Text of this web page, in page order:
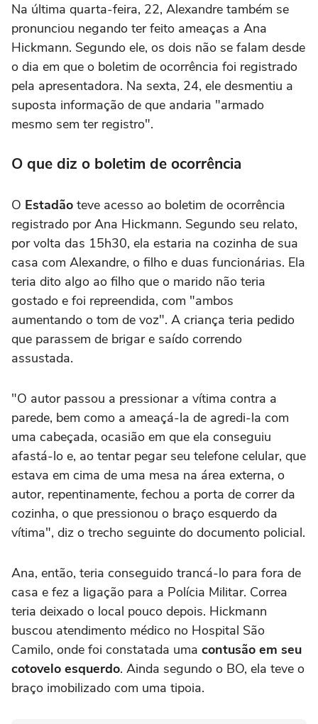
Na última quarta-feira, 22, Alexandre também se
pronunciou negando ter feito ameaças a Ana
Hickmann. Segundo ele, os dois não se falam desde
o dia em que o boletim de ocorrência foi registrado
pela apresentadora. Na sexta, 24, ele desmentiu a
suposta informação de que andaria "armado
mesmo sem ter registro".
O que diz o boletim de ocorrência
O Estadão teve acesso ao boletim de ocorrência
registrado por Ana Hickmann. Segundo seu relato,
por volta das 15h30, ela estaria na cozinha de sua
casa com Alexandre, o filho e duas funcionárias. Ela
teria dito algo ao filho que o marido não teria
gostado e foi repreendida, com "ambos
aumentando o tom de voz". A criança teria pedido
que parassem de brigar e saído correndo
assustada.
"O autor passou a pressionar a vítima contra a
parede, bem como a ameaçá-la de agredi-la com
uma cabeçada, ocasião em que ela conseguiu
afastá-lo e, ao tentar pegar seu telefone celular, que
estava em cima de uma mesa na área externa, o
autor, repentinamente, fechou a porta de correr da
cozinha, o que pressionou o braço esquerdo da
vítima", diz o trecho seguinte do documento policial.
Ana, então, teria conseguido trancá-lo para fora de
casa e fez a ligação para a Polícia Militar. Correa
teria deixado o local pouco depois. Hickmann
buscou atendimento médico no Hospital São
Camilo, onde foi constatada uma contusão em seu
cotovelo esquerdo. Ainda segundo o BO, ela teve o
braço imobilizado com uma tipoia.